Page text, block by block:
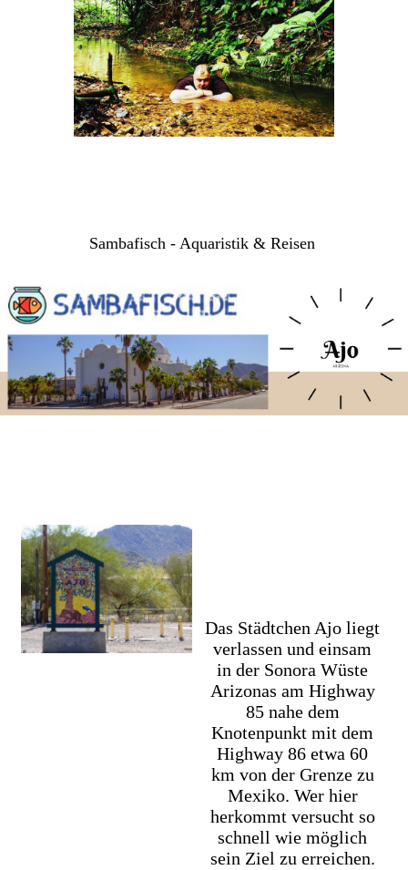
Sambafisch - Aquaristik & Reisen
Das Städtchen Ajo liegt
verlassen und einsam
in der Sonora Wüste
Arizonas am Highway
85 nahe dem
Knotenpunkt mit dem
Highway 86 etwa 60
km von der Grenze zu
Mexiko. Wer hier
herkommt versucht so
schnell wie möglich
sein Ziel zu erreichen.